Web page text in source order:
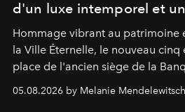
d'un luxe intemporel et
Hommage vibrant au patrimoine
la Ville Éternelle, le nouveau
place de l'ancien siège de la
de vivre Romain dans toute son
05.08.2026 by Melanie Mendelewitsch